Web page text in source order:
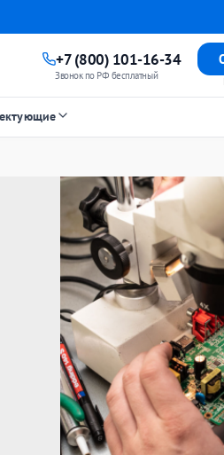
+7 (800) 101-16-34
Звонок по РФ бесплатный